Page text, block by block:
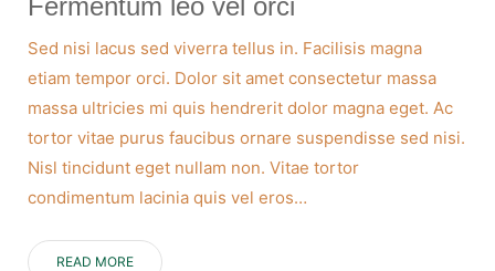
Sed nisi lacus sed viverra tellus in. Facilisis magna
etiam tempor orci. Dolor sit amet consectetur massa
massa ultricies mi quis hendrerit dolor magna eget. Ac
tortor vitae purus faucibus ornare suspendisse sed nisi.
Nisl tincidunt eget nullam non. Vitae tortor
condimentum lacinia quis vel eros…
READ MORE